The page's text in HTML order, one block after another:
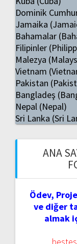
Dominik
Jamaika
Bahamalar
Filipinler
Malezya
Vietnam
Pakistan
Bangladeş
Nepal (Nepal)
Sri Lanka (Sri
ANA
Ödev,
ve diğer
almak